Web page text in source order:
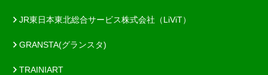
JR東日本東北総合サービス株式会社（LiViT）
GRANSTA(グランスタ)
TRAINIART